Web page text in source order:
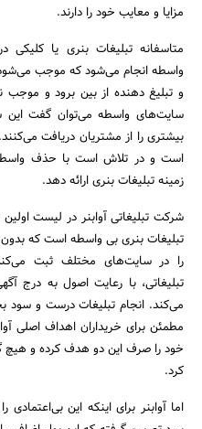
است و افراد برای دیده شدن از
مزایا و معایب خود را دارند.
متاسفانه تبلیغات بنری یا
واسطه انجام می‌شود که موجب می‌شود
و تبلیغ دهنده از بین برود و موجب
سایت‌های واسطه می‌توان گفت این
بیشتری را از مشتریان دریافت می‌کنند.
است و در تلاش است با حذف
زمینه تبلیغات بنری ارائه دهد.
شرکت تبلیغاتی آوابنر در لیست
تبلیغات بنری بی واسطه است که
را در سایت‌های مختلف ثبت
تبلیغاتی، با رعایت اصول به درج
می‌کند. انجام تبلیغات درست و سود
مطمئن برای خریداران اهداف اصلی
خود را صرف این دو هدف کرده و هیچ
کرد.